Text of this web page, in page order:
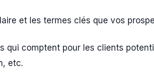
et les termes clés que vos
qui comptent pour les clients
etc.